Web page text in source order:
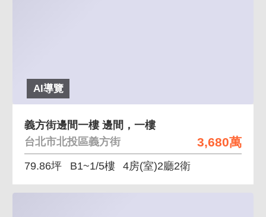
AI導覽
3,680萬
義方街邊間一樓 邊間，一樓
台北市北投區義方街
79.86坪 B1~1/5樓 4房(室)2廳2衛